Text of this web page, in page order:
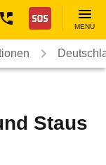
Nothilfe
MENÜ
Staus